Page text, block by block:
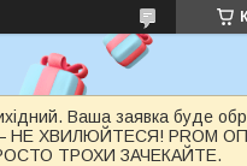
Ваша заявка буде
ХВИЛЮЙТЕСЯ! PROM
ТРОХИ ЗАЧЕКАЙТЕ.